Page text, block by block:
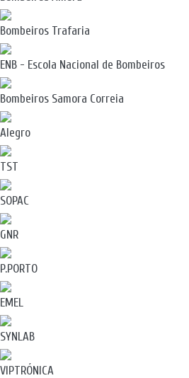
Bombeiros Trafaria
ENB - Escola Nacional de Bombeiros
Bombeiros Samora Correia
Alegro
TST
SOPAC
GNR
P.PORTO
EMEL
SYNLAB
VIPTRÓNICA